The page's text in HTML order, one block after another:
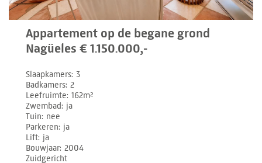
Appartement op de begane grond
Nagüeles € 1.150.000,-
Slaapkamers 3
Badkamers 2
Leefruimte 162m²
Zwembad ja
Tuin nee
Parkeren ja
Lift ja
Bouwjaar 2004
Zuidgericht